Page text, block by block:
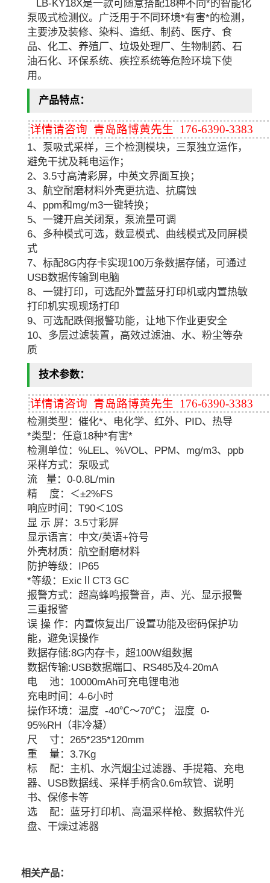
LB-KY18X是一款可随意搭配18种不同*的智能化
泵吸式检测仪。广泛用于不同环境*有害*的检测，
主要涉及装修、染料、造纸、制药、医疗、食
品、化工、养殖厂、垃圾处理厂、生物制药、石
油石化、环保系统、疾控系统等危险环境下使
用。
产品特点：
详情请咨询 青岛路博黄先生 176-6390-3383
1、泵吸式采样，三个检测模块，三泵独立运作，
避免干扰及耗电运作；
2、3.5寸高清彩屏，中英文界面互换；
3、航空耐磨材料外壳更抗造、抗腐蚀
4、ppm和mg/m3一键转换；
5、一键开启关闭泵，泵流量可调
6、多种模式可选，数显模式、曲线模式及同屏模
式
7、标配8G内存卡实现100万条数据存储，可通过
USB数据传输到电脑
8、一键打印，可选配外置蓝牙打印机或内置热敏
打印机实现现场打印
9、可选配跌倒报警功能，让地下作业更安全
10、多层过滤装置，高效过滤油、水、粉尘等杂
质
技术参数：
详情请咨询 青岛路博黄先生 176-6390-3383
检测类型：催化*、电化学、红外、PID、热导
*类型：任意18种*有害*
检测单位：%LEL、%VOL、PPM、mg/m3、ppb
采样方式：泵吸式
流 量：0-0.8L/min
精 度：＜±2%FS
响应时间：T90＜10S
显 示 屏：3.5寸彩屏
显示语言：中文/英语+符号
外壳材质：航空耐磨材料
防护等级：IP65
*等级：ExicⅡCT3 GC
报警方式：超高蜂鸣报警音，声、光、显示报警
三重报警
误 操 作：内置恢复出厂设置功能及密码保护功
能，避免误操作
数据存储:8G内存卡，超100W组数据
数据传输:USB数据端口、RS485及4-20mA
电 池：10000mAh可充电锂电池
充电时间：4-6小时
操作环境：温度 -40℃～70℃； 湿度 0-
95%RH（非冷凝）
尺 寸：265*235*120mm
重 量：3.7Kg
标 配：主机、水汽烟尘过滤器、手提箱、充电
器、USB数据线、采样手柄含0.6m软管、说明
书、保修卡等
选 配：蓝牙打印机、高温采样枪、数据软件光
盘、干燥过滤器
相关产品：